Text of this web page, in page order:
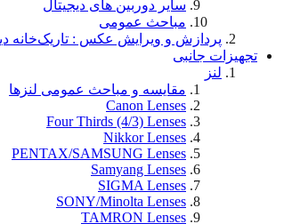
سایر دوربین های دیجیتال
مباحث عمومی
پردازش و ویرایش عکس : تاریک‌خانه
تجهيزات جانبی
لنز
مقایسه و مباحث عمومی لنزها
Canon Lenses
Four Thirds (4/3) Lenses
Nikkor Lenses
PENTAX/SAMSUNG Lenses
Samyang Lenses
SIGMA Lenses
SONY/Minolta Lenses
TAMRON Lenses